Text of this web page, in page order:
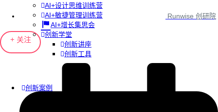
AI+设计思维训练营
AI+敏捷管理训练营
AI+增长集思会
创新学堂
创新讲座
创新工具
创新案例
Runwise 创研院
+ 关注